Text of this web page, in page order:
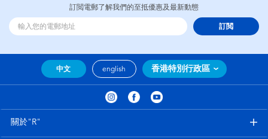
訂閲電郵了解我們的至抵優惠及最新動態
訂閲
中文 english 香港特別行政區
關於"R"